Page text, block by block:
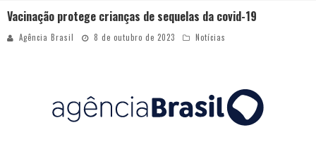
Maior Campeonato de Drift da América Latina retorna ao Mega Space em março
Vacinação protege crianças de sequelas da covid-19
Agência Brasil 8 de outubro de 2023 Notícias